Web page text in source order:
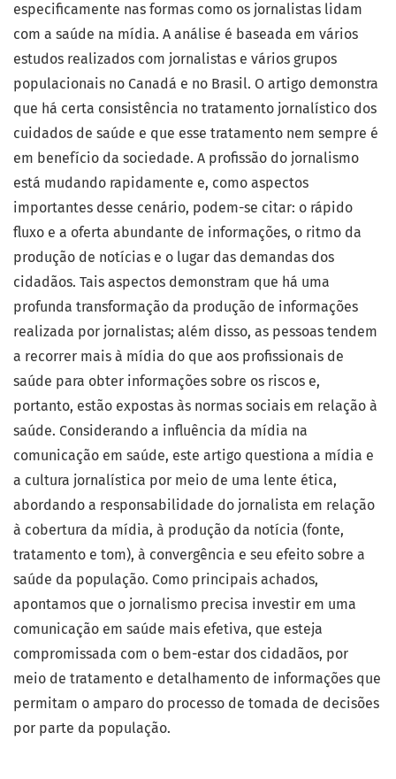
especificamente nas formas como os jornalistas lidam
com a saúde na mídia. A análise é baseada em vários
estudos realizados com jornalistas e vários grupos
populacionais no Canadá e no Brasil. O artigo demonstra
que há certa consistência no tratamento jornalístico dos
cuidados de saúde e que esse tratamento nem sempre é
em benefício da sociedade. A profissão do jornalismo
está mudando rapidamente e, como aspectos
importantes desse cenário, podem-se citar: o rápido
fluxo e a oferta abundante de informações, o ritmo da
produção de notícias e o lugar das demandas dos
cidadãos. Tais aspectos demonstram que há uma
profunda transformação da produção de informações
realizada por jornalistas; além disso, as pessoas tendem
a recorrer mais à mídia do que aos profissionais de
saúde para obter informações sobre os riscos e,
portanto, estão expostas às normas sociais em relação à
saúde. Considerando a influência da mídia na
comunicação em saúde, este artigo questiona a mídia e
a cultura jornalística por meio de uma lente ética,
abordando a responsabilidade do jornalista em relação
à cobertura da mídia, à produção da notícia (fonte,
tratamento e tom), à convergência e seu efeito sobre a
saúde da população. Como principais achados,
apontamos que o jornalismo precisa investir em uma
comunicação em saúde mais efetiva, que esteja
compromissada com o bem-estar dos cidadãos, por
meio de tratamento e detalhamento de informações que
permitam o amparo do processo de tomada de decisões
por parte da população.